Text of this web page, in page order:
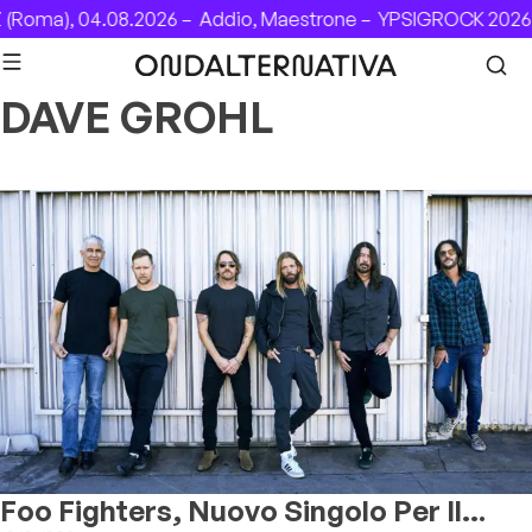
Skip to content
04.08.2026 – Addio, Maestrone – YPSIGROCK 2026:
DAVE GROHL
Foo Fighters, Nuovo Singolo Per Il